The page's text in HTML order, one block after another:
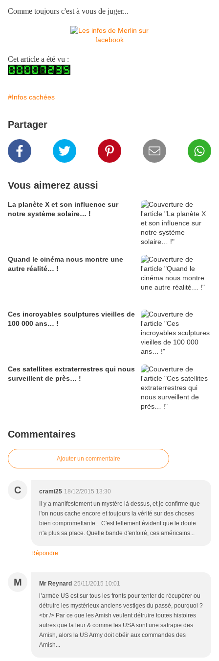
Comme toujours c'est à vous de juger...
Cet article a été vu :
#Infos cachées
Partager
Vous aimerez aussi
La planète X et son influence sur
notre système solaire… !
Quand le cinéma nous montre une
autre réalité… !
Ces incroyables sculptures vieilles de
100 000 ans… !
Ces satellites extraterrestres qui nous
surveillent de près… !
Commentaires
Ajouter un commentaire
C crami25 18/12/2015 13:30
Il y a manifestement un mystère là dessus, et je confirme que
l'on nous cache encore et toujours la vérité sur des choses
bien compromettante... C'est tellement évident que le doute
n'a plus sa place. Quelle bande d'enfoiré, ces américains...
Répondre
M Mr Reynard 25/11/2015 10:01
l’armée US est sur tous les fronts pour tenter de récupérer ou
détruire les mystérieux anciens vestiges du passé, pourquoi ?
<br /> Par ce que les Amish veulent détruire toutes histoires
autres que la leur & comme les USA sont une satrapie des
Amish, alors la US Army doit obéir aux commandes des
Amish...